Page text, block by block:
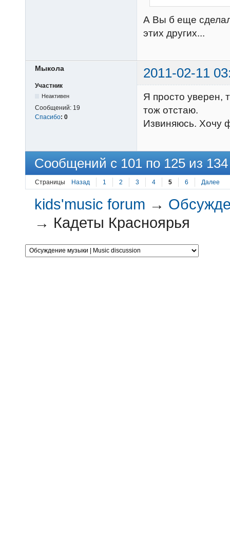
А Вы б еще
этих других...
Мыкола 2011-02-11
Участник
Неактивен
Сообщений: 19
Спасибо: 0
Я просто уверен,
тож отстаю.
Извиняюсь. Хочу
Сообщений с 101 по 125 из 134
Страницы Назад 1 2 3 4 5 6 Далее
kids'music forum →
→ Кадеты Красноярья